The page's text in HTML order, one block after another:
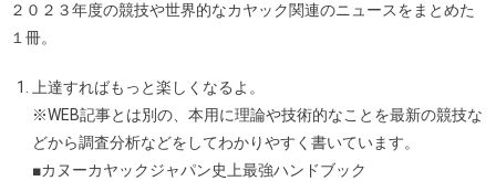
２０２３年度の競技や世界的なカヤック関連のニュースをまとめた
１冊。
上達すればもっと楽しくなるよ。
※WEB記事とは別の、本用に理論や技術的なことを最新の競技な
どから調査分析などをしてわかりやすく書いています。
■カヌーカヤックジャパン史上最強ハンドブック